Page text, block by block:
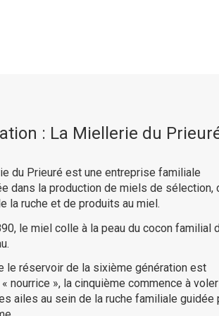
: La Miellerie du
du Prieuré est une entreprise familiale
dans la production de miels de sélection,
la ruche et de produits au miel.
le miel colle à la peau du cocon familial
le réservoir de la sixième génération est
nourrice », la cinquième commence à
ailes au sein de la ruche familiale guidée